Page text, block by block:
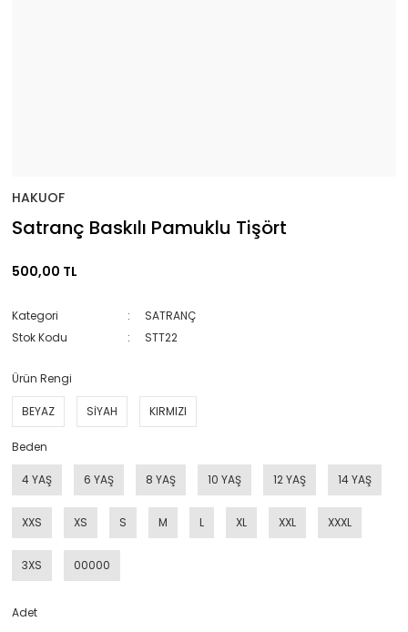
HAKUOF
Satranç Baskılı Pamuklu Tişört
500,00 TL
Kategori
SATRANÇ
Stok Kodu
STT22
Ürün Rengi
BEYAZ SİYAH KIRMIZI
Beden
4 YAŞ 6 YAŞ 8 YAŞ 10 YAŞ 12 YAŞ 14 YAŞ
XXS XS S M L XL XXL XXXL
3XS 00000
Adet